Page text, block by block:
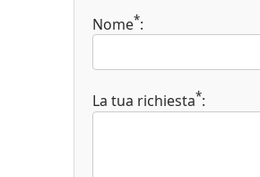
Nome*:
La tua richiesta*: